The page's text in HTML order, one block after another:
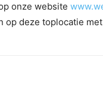
onze website
deze toplocatie